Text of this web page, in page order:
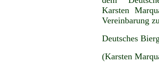
Karsten
Vereinbarung
Deutsches
(Karsten